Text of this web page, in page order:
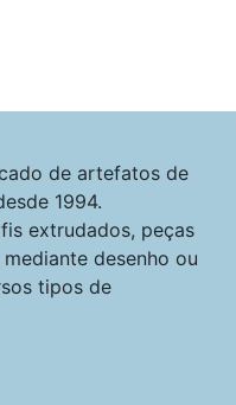
de artefatos de
1994.
extrudados, peças
desenho ou
tipos de